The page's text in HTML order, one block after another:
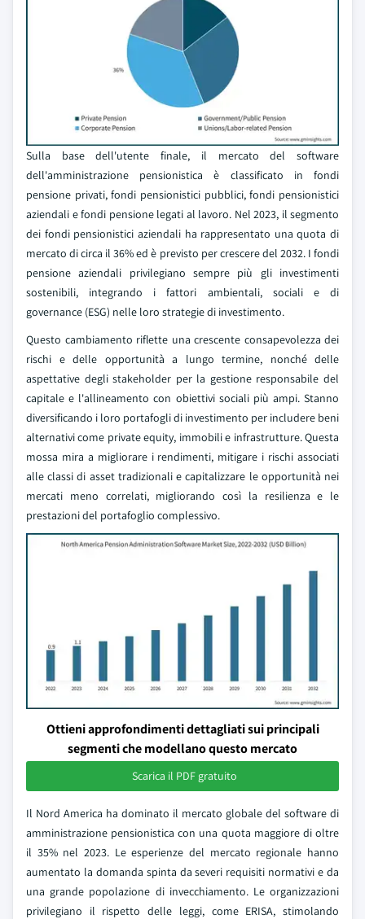
Sulla base dell'utente finale, il mercato del software
dell'amministrazione pensionistica è classificato in fondi
pensione privati, fondi pensionistici pubblici, fondi pensionistici
aziendali e fondi pensione legati al lavoro. Nel 2023, il segmento
dei fondi pensionistici aziendali ha rappresentato una quota di
mercato di circa il 36% ed è previsto per crescere del 2032. I fondi
pensione aziendali privilegiano sempre più gli investimenti
sostenibili, integrando i fattori ambientali, sociali e di
governance (ESG) nelle loro strategie di investimento.
Questo cambiamento riflette una crescente consapevolezza dei
rischi e delle opportunità a lungo termine, nonché delle
aspettative degli stakeholder per la gestione responsabile del
capitale e l'allineamento con obiettivi sociali più ampi. Stanno
diversificando i loro portafogli di investimento per includere beni
alternativi come private equity, immobili e infrastrutture. Questa
mossa mira a migliorare i rendimenti, mitigare i rischi associati
alle classi di asset tradizionali e capitalizzare le opportunità nei
mercati meno correlati, migliorando così la resilienza e le
prestazioni del portafoglio complessivo.
Ottieni approfondimenti dettagliati sui principali
segmenti che modellano questo mercato
Scarica il PDF gratuito
Il Nord America ha dominato il mercato globale del software di
amministrazione pensionistica con una quota maggiore di oltre
il 35% nel 2023. Le esperienze del mercato regionale hanno
aumentato la domanda spinta da severi requisiti normativi e da
una grande popolazione di invecchiamento. Le organizzazioni
privilegiano il rispetto delle leggi, come ERISA, stimolando